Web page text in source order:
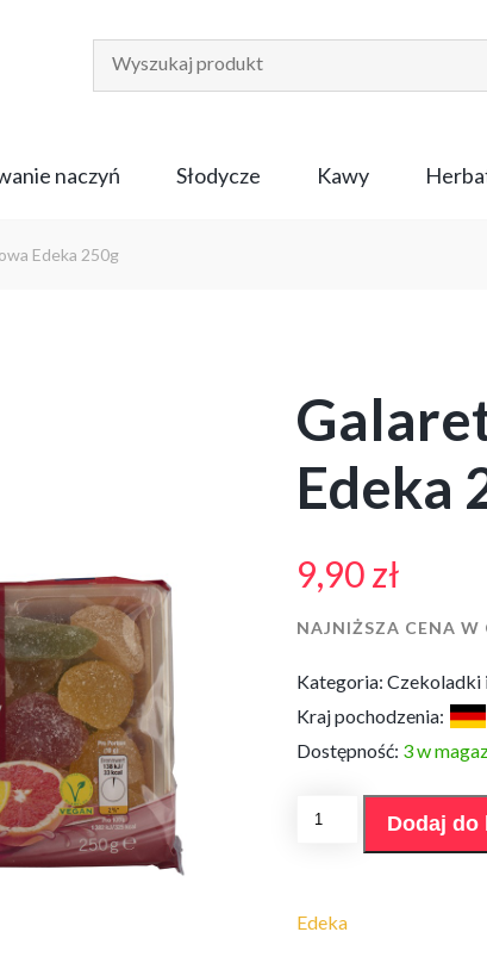
naczyń Słodycze Kawy
Edeka 250g
Edeka
9,90zł
NAJNIŻSZA CENA
Kategoria: Czekoladki
Kraj pochodzenia:
Dostępność: 3 w
Galaretka
owocowa
Dodaj do
Edeka